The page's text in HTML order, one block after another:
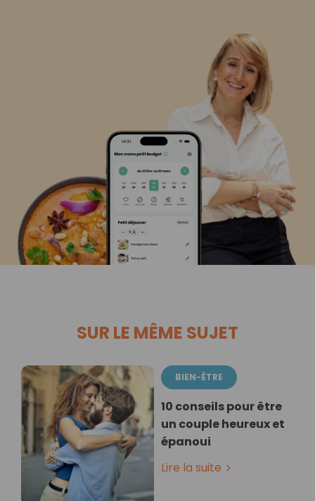
SUR LE MÊME SUJET
BIEN-ÊTRE
10 conseils pour être
un couple heureux et
épanoui
Lire la suite